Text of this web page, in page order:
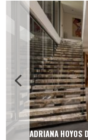
ADRIANA HOYOS